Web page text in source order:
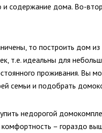
и содержание дома. Во-
то построить дом
идеальны для
проживания. Вы
семьи и подобрать
недорогой
– гораздо